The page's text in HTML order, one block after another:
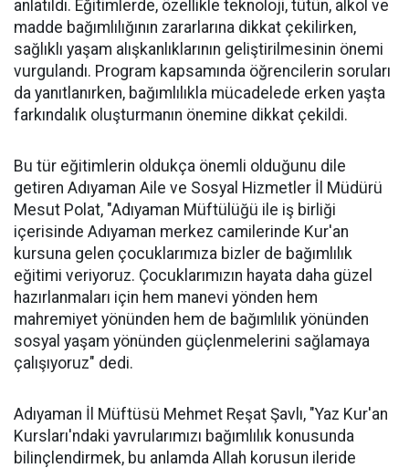
anlatıldı. Eğitimlerde, özellikle teknoloji, tütün, alkol ve
madde bağımlılığının zararlarına dikkat çekilirken,
sağlıklı yaşam alışkanlıklarının geliştirilmesinin önemi
vurgulandı. Program kapsamında öğrencilerin soruları
da yanıtlanırken, bağımlılıkla mücadelede erken yaşta
farkındalık oluşturmanın önemine dikkat çekildi.
Bu tür eğitimlerin oldukça önemli olduğunu dile
getiren Adıyaman Aile ve Sosyal Hizmetler İl Müdürü
Mesut Polat, "Adıyaman Müftülüğü ile iş birliği
içerisinde Adıyaman merkez camilerinde Kur'an
kursuna gelen çocuklarımıza bizler de bağımlılık
eğitimi veriyoruz. Çocuklarımızın hayata daha güzel
hazırlanmaları için hem manevi yönden hem
mahremiyet yönünden hem de bağımlılık yönünden
sosyal yaşam yönünden güçlenmelerini sağlamaya
çalışıyoruz" dedi.
Adıyaman İl Müftüsü Mehmet Reşat Şavlı, "Yaz Kur'an
Kursları'ndaki yavrularımızı bağımlılık konusunda
bilinçlendirmek, bu anlamda Allah korusun ileride